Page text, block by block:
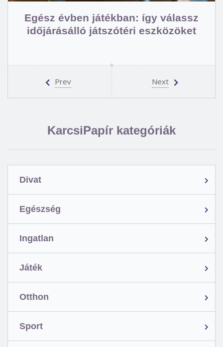
Egész évben játékban: így válassz
időjárásálló játszótéri eszközöket
Prev Next
KarcsiPapír kategóriák
Divat
Egészség
Ingatlan
Játék
Otthon
Sport